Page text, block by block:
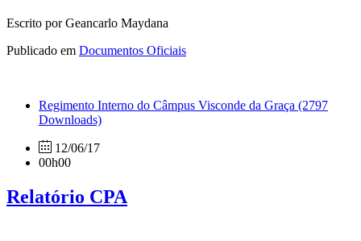
Escrito por Geancarlo Maydana
Publicado em Documentos Oficiais
Regimento Interno do Câmpus Visconde da Graça (2797
Downloads)
12/06/17
00h00
Relatório CPA